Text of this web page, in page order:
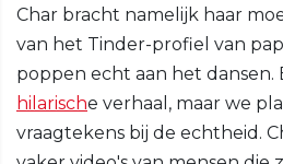
Char bracht namelijk haar
van het Tinder-profiel van
poppen echt aan het dansen.
hilarische verhaal, maar we
vraagtekens bij de echtheid.